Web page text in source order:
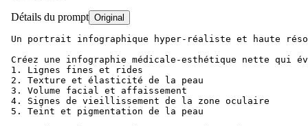
Détails du prompt Original
Un portrait infographique hyper-réaliste et haute
Créez une infographie médicale-esthétique nette qui
1. Lignes fines et rides
2. Texture et élasticité de la peau
3. Volume facial et affaissement
4. Signes de vieillissement de la zone oculaire
5. Teint et pigmentation de la peau